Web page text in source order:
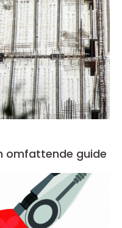
omfattende guide